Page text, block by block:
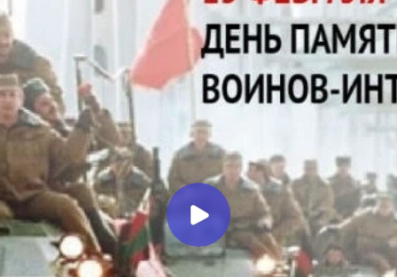
посвященном 37-й годовщине со
дня вывода советских войск из
Афганистана
Миллеровское ТВ